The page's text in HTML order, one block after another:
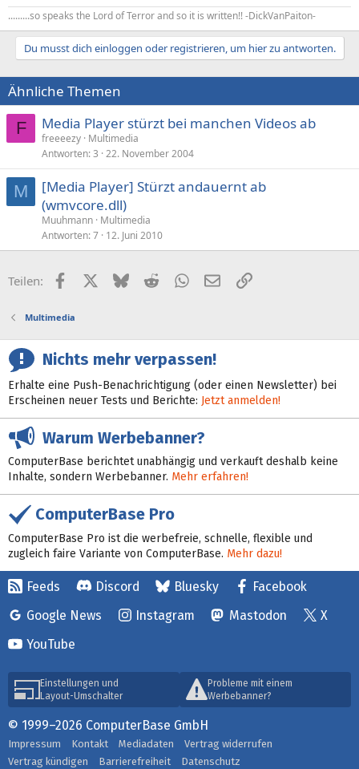
.........so speaks the Lord of Terror and so it is written!! -DickVanPaiton-
Du musst dich einloggen oder registrieren, um hier zu antworten.
Ähnliche Themen
F Media Player stürzt bei manchen Videos ab
freeeezy Multimedia
Antworten 3 22. November 2004
M
[Media Player] Stürzt andauernt ab
(wmvcore.dll)
Muuhmann Multimedia
Antworten 7 12. Juni 2010
Teilen: FacebookX (Twitter)
BlueskyRedditWhatsApp
E-MailLink
Multimedia
Nichts mehr verpassen!
Erhalte eine Push-Benachrichtigung (oder einen Newsletter) bei
Erscheinen neuer Tests und Berichte: Jetzt anmelden!
Warum Werbebanner?
ComputerBase berichtet unabhängig und verkauft deshalb keine
Inhalte, sondern Werbebanner. Mehr erfahren!
ComputerBase Pro
ComputerBase Pro ist die werbefreie, schnelle, flexible und
zugleich faire Variante von ComputerBase. Mehr dazu!
Feeds Discord Bluesky
Facebook
Google News
Instagram Mastodon
X
YouTube
Einstellungen und
Layout-Umschalter
Probleme mit einem
Werbebanner?
© 1999–2026 ComputerBase GmbH
Impressum Kontakt Mediadaten
Vertrag widerrufen
Vertrag kündigen
Barrierefreiheit Datenschutz